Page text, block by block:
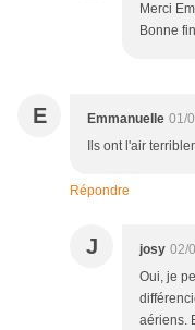
Merci
Bonne
E Emmanuelle 01/
Ils ont l'air
Répondre
J josy 02/
Oui, je
aériens.